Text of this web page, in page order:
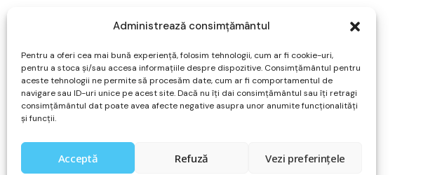
Administrează consimțământul
Pentru a oferi cea mai bună experiență, folosim tehnologii, cum ar fi cookie-uri,
pentru a stoca și/sau accesa informațiile despre dispozitive. Consimțământul pentru
aceste tehnologii ne permite să procesăm date, cum ar fi comportamentul de
navigare sau ID-uri unice pe acest site. Dacă nu îți dai consimțământul sau îți retragi
consimțământul dat poate avea afecte negative asupra unor anumite funcționalități
și funcții.
Acceptă Refuză Vezi preferințele
Despre
Forum
Parteneri
Contact